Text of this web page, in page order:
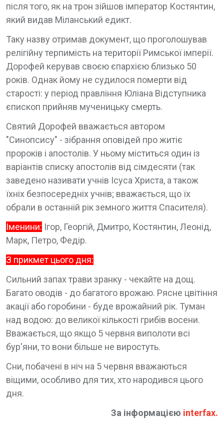
після того, як на трон зійшов імператор Костянтин,
який видав Міланський едикт.
Таку назву отримав документ, що проголошував
релігійну терпимість на території Римської імперії.
Дорофей керував своєю єпархією близько 50
років. Однак йому не судилося померти від
старості: у період правління Юліана Відступника
єпископ прийняв мученицьку смерть.
Святий Дорофей вважається автором
"Синопсису" - зібрання оповідей про житіє
пророків і апостолів. У ньому міститься один із
варіантів списку апостолів від сімдесяти (так
заведено називати учнів Ісуса Христа, а також
їхніх безпосередніх учнів; вважається, що їх
обрали в останній рік земного життя Спасителя).
Іменини: Ігор, Георгій, Дмитро, Костянтин, Леонід,
Марк, Петро, Федір.
З прикмет цього дня:
Сильний запах трави зранку - чекайте на дощ.
Багато оводів - до багатого врожаю. Рясне цвітіння
акації або горобини - буде врожайний рік. Туман
над водою: до великої кількості грибів восени.
Вважається, що якщо 5 червня виполоти всі
бур'яни, то вони більше не виростуть.
Сни, побачені в ніч на 5 червня вважаються
віщими, особливо для тих, хто народився цього
дня.
За інформацією interfax.